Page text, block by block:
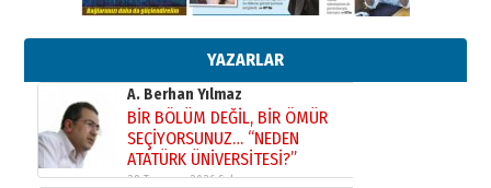
YAZARLAR
Bir fotoğraf, bir şehir, bir
A. Berhan Yılmaz
BİR BÖLÜM DEĞİL, BİR ÖMÜR
SEÇİYORSUNUZ… “NEDEN
ATATÜRK ÜNİVERSİTESİ?”
28 Temmuz 2026 Salı